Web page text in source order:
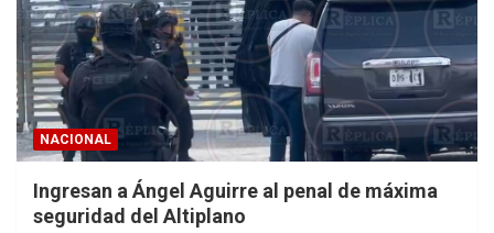
NACIONAL
Ingresan a Ángel Aguirre al penal de máxima
seguridad del Altiplano